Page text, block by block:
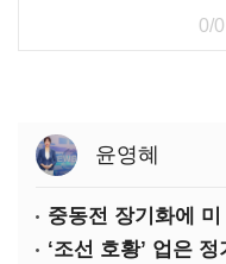
0/0
윤영혜
중동전 장기화에